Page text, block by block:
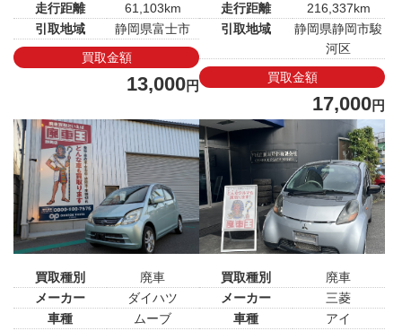
走行距離
61,103km
引取地域
静岡県富士市
買取金額
13,000円
走行距離
216,337km
引取地域
静岡県静岡市駿
河区
買取金額
17,000円
買取種別
廃車
メーカー
ダイハツ
車種
ムーブ
買取種別
廃車
メーカー
三菱
車種
アイ